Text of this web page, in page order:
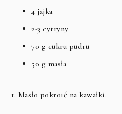
4 jajka
2-3 cytryny
70 g cukru pudru
50 g masła
1. Masło pokroić na kawałki.